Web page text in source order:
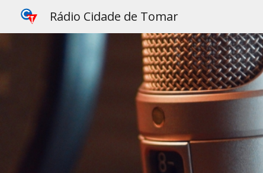
Rádio Cidade de Tomar